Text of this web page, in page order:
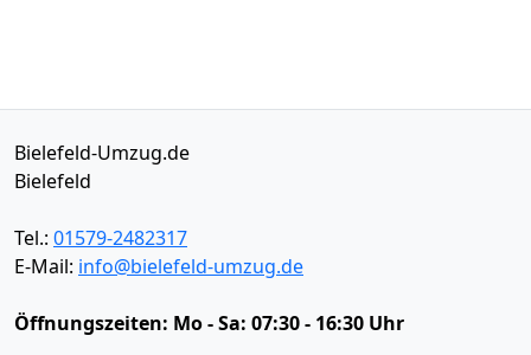
Bielefeld-Umzug.de
Bielefeld
Tel.: 01579-2482317
E-Mail: info@bielefeld-umzug.de
Öffnungszeiten: Mo - Sa: 07:30 - 16:30 Uhr